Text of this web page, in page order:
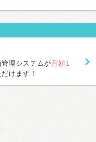
理システムが 月額1
けます！